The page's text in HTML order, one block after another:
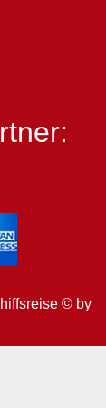
© by